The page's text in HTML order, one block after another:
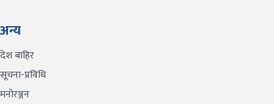
अन्य
देश बाहिर
सूचना-प्रविधि
मनोरञ्जन